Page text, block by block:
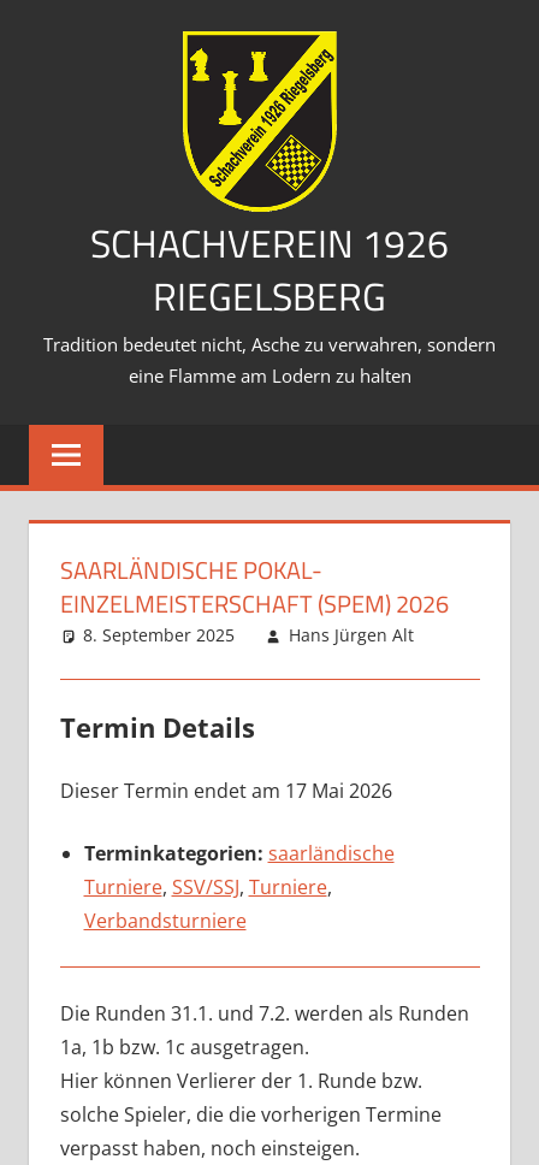
SCHACHVEREIN 1926
RIEGELSBERG
Tradition bedeutet nicht, Asche zu verwahren, sondern
eine Flamme am Lodern zu halten
SAARLÄNDISCHE POKAL-
EINZELMEISTERSCHAFT (SPEM) 2026
8. September 2025 Hans Jürgen Alt
Termin Details
Dieser Termin endet am 17 Mai 2026
Terminkategorien: saarländische
Turniere, SSV/SSJ, Turniere,
Verbandsturniere
Die Runden 31.1. und 7.2. werden als Runden
1a, 1b bzw. 1c ausgetragen.
Hier können Verlierer der 1. Runde bzw.
solche Spieler, die die vorherigen Termine
verpasst haben, noch einsteigen.